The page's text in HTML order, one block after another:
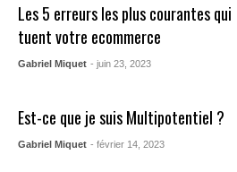
Les 5 erreurs les plus courantes qui
tuent votre ecommerce
Gabriel Miquet - juin 23, 2023
Est-ce que je suis Multipotentiel ?
Gabriel Miquet - février 14, 2023